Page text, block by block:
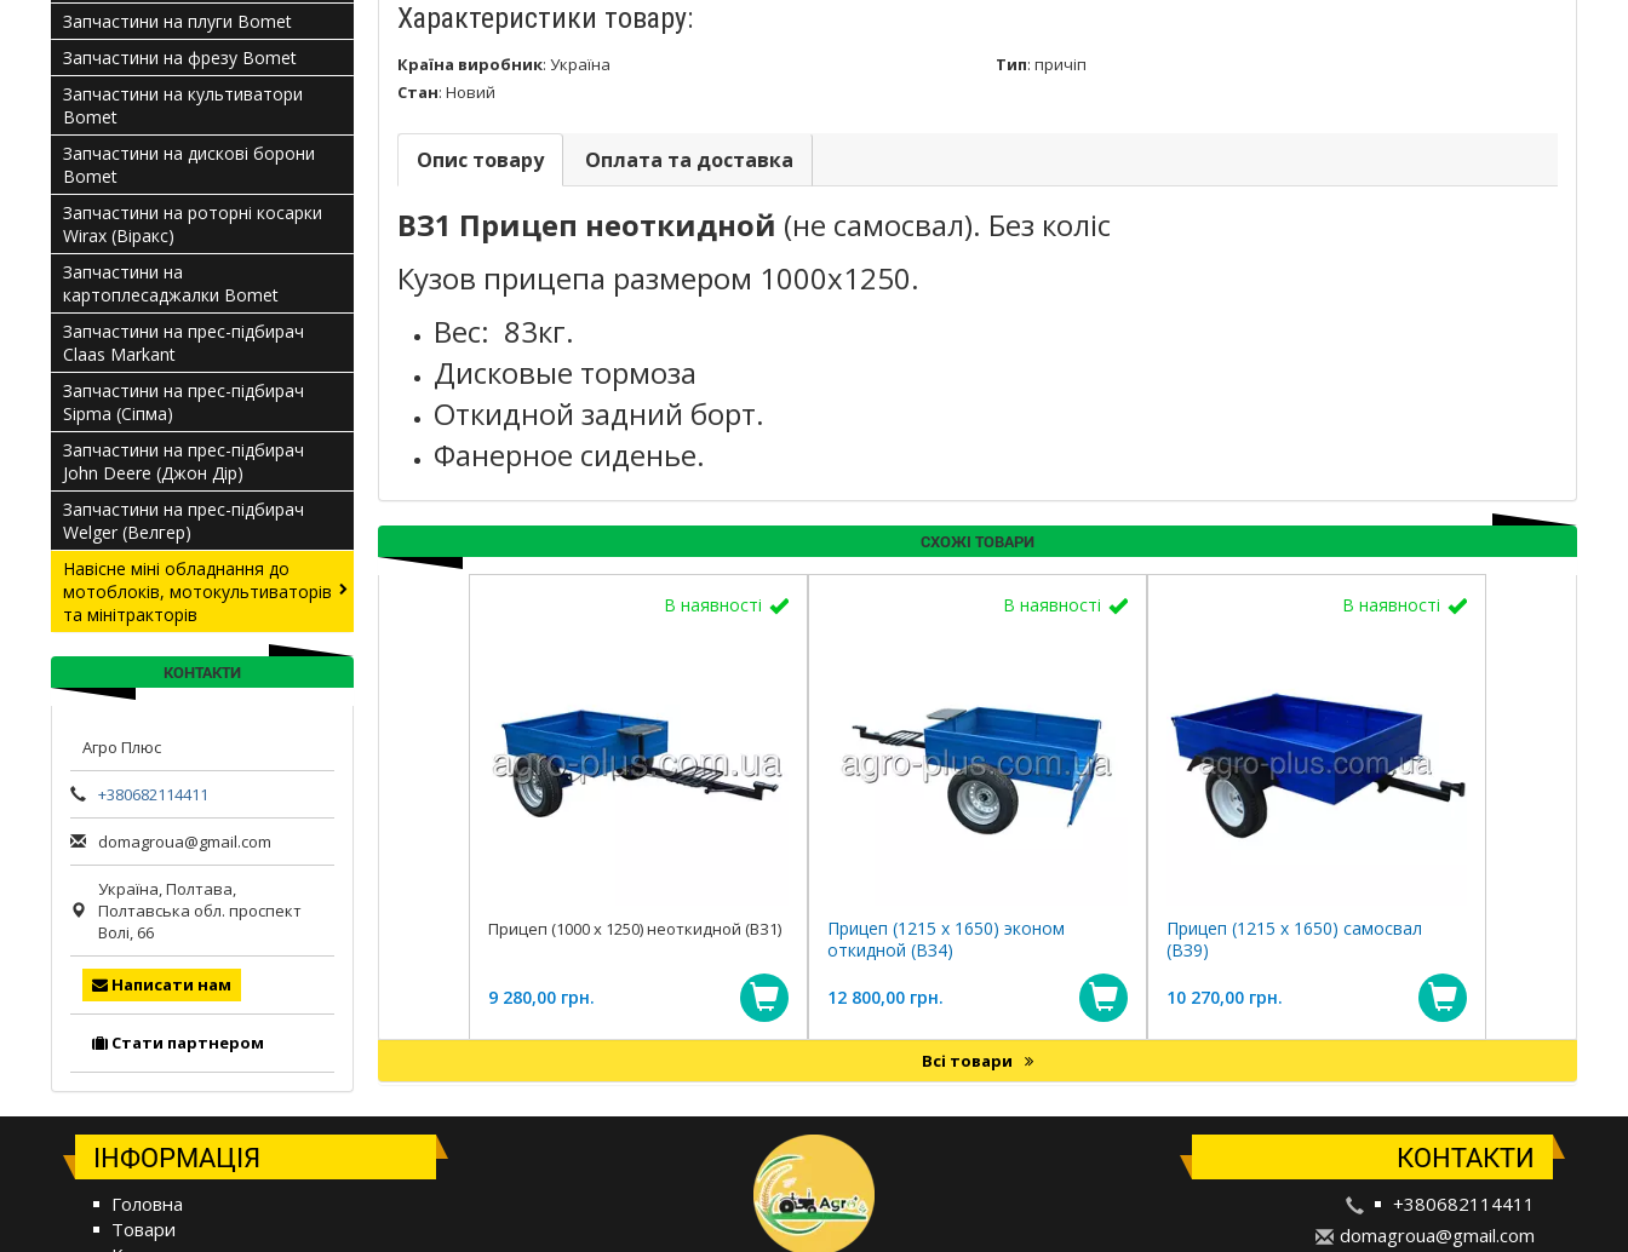
Характеристики товару:
Країна виробник: Україна Тип: причіп
Стан: Новий
Опис товару Оплата та доставка
ВЗ1 Прицеп неоткидной (не самосвал). Без коліс
Кузов прицепа размером 1000х1250.
Вес: 83кг.
Дисковые тормоза
Откидной задний борт.
Фанерное сиденье.
СХОЖІ ТОВАРИ
В наявності
Прицеп (1000 х 1250) неоткидной (ВЗ1)
9 280,00 грн.
Купити
В наявності
Прицеп (1215 х 1650) эконом
откидной (ВЗ4)
12 800,00 грн.
Купити
В наявності
Прицеп (1215 х 1650) самосвал
(ВЗ9)
10 270,00 грн.
Купити
Всі товари
Запчастини на плуги Bomet
Запчастини на фрезу Bomet
Запчастини на культиватори
Bomet
Запчастини на дискові борони
Bomet
Запчастини на роторні косарки
Wirax (Віракс)
Запчастини на
картоплесаджалки Bomet
Запчастини на прес-підбирач
Claas Мarkant
Запчастини на прес-підбирач
Sipma (Сіпма)
Запчастини на прес-підбирач
John Deere (Джон Дір)
Запчастини на прес-підбирач
Welger (Велгер)
Навісне міні обладнання до
мотоблоків, мотокультиваторів
та мінітракторів
КОНТАКТИ
Агро Плюс
+380682114411
domagroua@gmail.com
Україна,Полтава,
Полтавська обл. проспект
Волі, 66
Написати нам
Стати партнером
ІНФОРМАЦІЯ
Головна
Товари
КОНТАКТИ
+380682114411
domagroua@gmail.com